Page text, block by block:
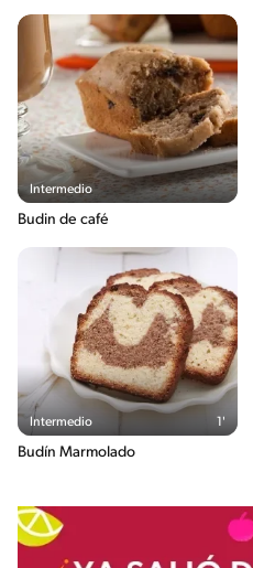
Intermedio
Budin de café
Intermedio 1'
Budín Marmolado